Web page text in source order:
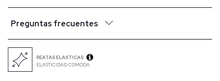
Preguntas frecuentes
REATAS ELASTICAS
ELASTICIDAD COMODA